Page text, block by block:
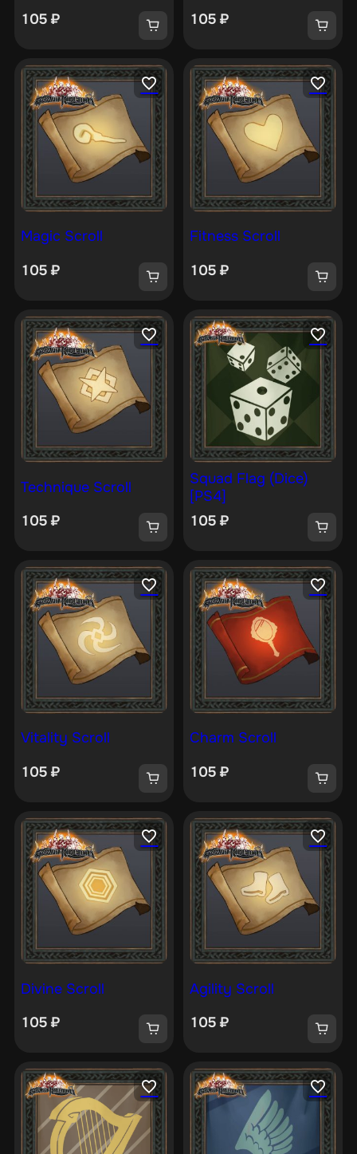
105 ₽
105 ₽
Magic Scroll
105 ₽
Fitness Scroll
105 ₽
Technique Scroll
105 ₽
Squad Flag (Dice)
[PS4]
105 ₽
Vitality Scroll
105 ₽
Charm Scroll
105 ₽
Divine Scroll
105 ₽
Agility Scroll
105 ₽